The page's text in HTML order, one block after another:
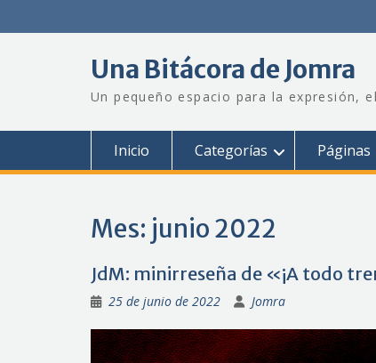
Una Bitácora de Jomra
Un pequeño espacio para la expresión,
Inicio Categorías Páginas
Mes: junio 2022
JdM: minirreseña de «¡A todo
25 de junio de 2022 Jomra